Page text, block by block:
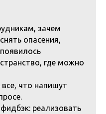
зачем
опасения,
где можно
что напишут
реализовать